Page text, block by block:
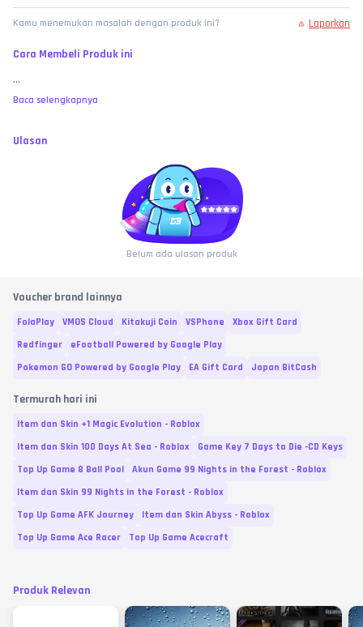
Kamu menemukan masalah dengan produk ini? Laporkan
Cara Membeli Produk ini
...
Baca selengkapnya
Ulasan
Belum ada ulasan produk
Voucher brand lainnya
FolaPlay VMOS Cloud Kitakuji Coin VSPhone
Xbox Gift Card
Redfinger
eFootball Powered by Google Play
Pokemon GO Powered by Google Play
EA Gift Card Japan BitCash
Termurah hari ini
Item dan Skin +1 Magic Evolution - Roblox
Item dan Skin 100 Days At Sea - Roblox
Game Key 7 Days to Die -CD Keys
Top Up Game 8 Ball Pool
Akun Game 99 Nights in the Forest - Roblox
Item dan Skin 99 Nights in the Forest - Roblox
Top Up Game AFK Journey
Item dan Skin Abyss - Roblox
Top Up Game Ace Racer
Top Up Game Acecraft
Produk Relevan